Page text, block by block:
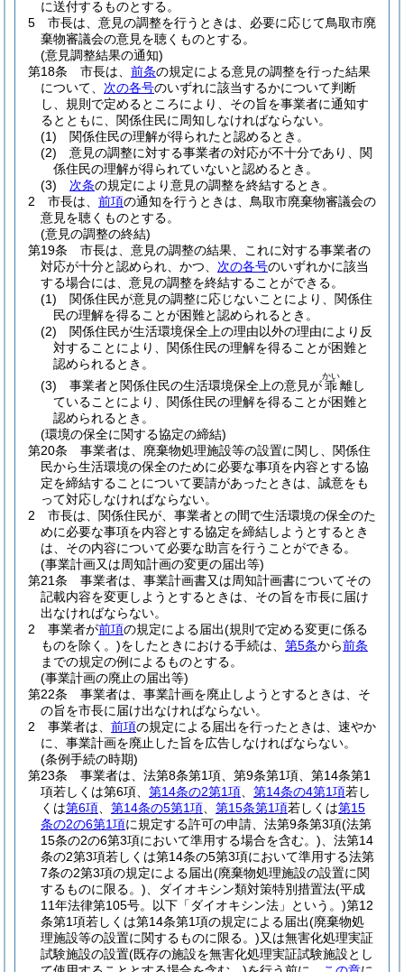
に送付するものとする。
5
市長は、意見の調整を行うときは、必要に応じて鳥取市廃
棄物審議会の意見を聴くものとする。
(意見調整結果の通知)
第18条
市長は、 前条の規定による意見の調整を行った結果
について、 次の各号のいずれに該当するかについて判断
し、規則で定めるところにより、その旨を事業者に通知す
るとともに、関係住民に周知しなければならない。
(1)
関係住民の理解が得られたと認めるとき。
(2)
意見の調整に対する事業者の対応が不十分であり、関
係住民の理解が得られていないと認めるとき。
(3)
次条の規定により意見の調整を終結するとき。
2
市長は、 前項の通知を行うときは、鳥取市廃棄物審議会の
意見を聴くものとする。
(意見の調整の終結)
第19条
市長は、意見の調整の結果、これに対する事業者の
対応が十分と認められ、かつ、 次の各号のいずれかに該当
する場合には、意見の調整を終結することができる。
(1)
関係住民が意見の調整に応じないことにより、関係住
民の理解を得ることが困難と認められるとき。
(2)
関係住民が生活環境保全上の理由以外の理由により反
対することにより、関係住民の理解を得ることが困難と
認められるとき。
(3)
事業者と関係住民の生活環境保全上の意見が乖
かい
離し
ていることにより、関係住民の理解を得ることが困難と
認められるとき。
(環境の保全に関する協定の締結)
第20条
事業者は、廃棄物処理施設等の設置に関し、関係住
民から生活環境の保全のために必要な事項を内容とする協
定を締結することについて要請があったときは、誠意をも
って対応しなければならない。
2
市長は、関係住民が、事業者との間で生活環境の保全のた
めに必要な事項を内容とする協定を締結しようとするとき
は、その内容について必要な助言を行うことができる。
(事業計画又は周知計画の変更の届出等)
第21条
事業者は、事業計画書又は周知計画書についてその
記載内容を変更しようとするときは、その旨を市長に届け
出なければならない。
2
事業者が前項の規定による届出(規則で定める変更に係る
ものを除く。)をしたときにおける手続は、 第5条から前条
までの規定の例によるものとする。
(事業計画の廃止の届出等)
第22条
事業者は、事業計画を廃止しようとするときは、そ
の旨を市長に届け出なければならない。
2
事業者は、 前項の規定による届出を行ったときは、速やか
に、事業計画を廃止した旨を広告しなければならない。
(条例手続の時期)
第23条
事業者は、法第8条第1項、第9条第1項、第14条第1
項若しくは第6項、 第14条の2第1項 第14条の4第1項若し
くは第6項 第14条の5第1項 第15条第1項若しくは第15
条の2の6第1項に規定する許可の申請、法第9条第3項(法第
15条の2の6第3項において準用する場合を含む。) 、法第14
条の2第3項若しくは第14条の5第3項において準用する法第
7条の2第3項の規定による届出(廃棄物処理施設の設置に関
するものに限る。) 、ダイオキシン類対策特別措置法(平成
11年法律第105号。以下「ダイオキシン法」という。)第12
条第1項若しくは第14条第1項の規定による届出(廃棄物処
理施設等の設置に関するものに限る。)又は無害化処理実証
試験施設の設置(既存の施設を無害化処理実証試験施設とし